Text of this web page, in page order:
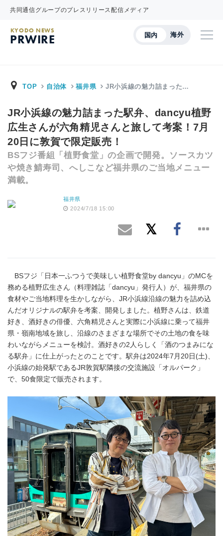
共同通信グループのプレスリリース配信メディア
国内 海外
KYODO NEWS
PRWIRE
TOP 自治体 福井県 JR小浜線の魅力詰まった…
JR小浜線の魅力詰まった駅弁、dancyu植野
広生さんが六角精児さんと旅して考案！7月
20日に敦賀で限定販売！
BSフジ番組「植野食堂」の企画で開発。ソースカツ
や焼き鯖寿司、へしこなど福井県のご当地メニュー
満載。
福井県
2024/7/18 15:00
BSフジ「日本一ふつうで美味しい植野食堂by dancyu」のMCを
務める植野広生さん（料理雑誌「dancyu」発行人）が、福井県の
食材やご当地料理を生かしながら、JR小浜線沿線の魅力を詰め込
んだオリジナルの駅弁を考案、開発しました。植野さんは、鉄道
好き、酒好きの俳優、六角精児さんと実際に小浜線に乗って福井
県・嶺南地域を旅し、沿線のさまざまな場所でその土地の食を味
わいながらメニューを検討。酒好きの2人らしく「酒のつまみにな
る駅弁」に仕上がったとのことです。駅弁は2024年7月20日(土)、
小浜線の始発駅であるJR敦賀駅隣接の交流施設「オルパーク」
で、50食限定で販売されます。